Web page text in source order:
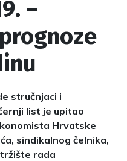
–
stručnjaci i
list je upitao
Hrvatske
sindikalnog čelnika,
rada